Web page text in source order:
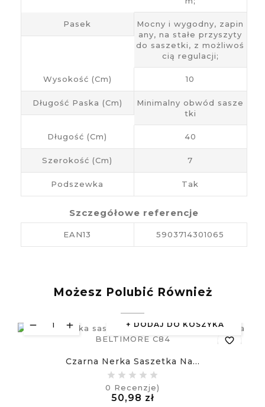
Pasek
Mocny i wygodny, zapin
any, na stałe przyszyty
do saszetki, z możliwoś
cią regulacji;
Wysokość (cm) 10
Długość Paska (cm)
Minimalny obwód sasze
tki
Długość (cm) 40
Szerokość (cm) 7
Podszewka Tak
Szczegółowe referencje
EAN13 5903714301065
Możesz Polubić Również
DODAJ DO KOSZYKA
favorite_border
Czarna Nerka Saszetka Na...
0 Recenzje)
50,98 złCena